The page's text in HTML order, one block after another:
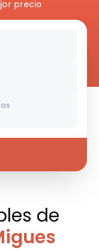
precio
de